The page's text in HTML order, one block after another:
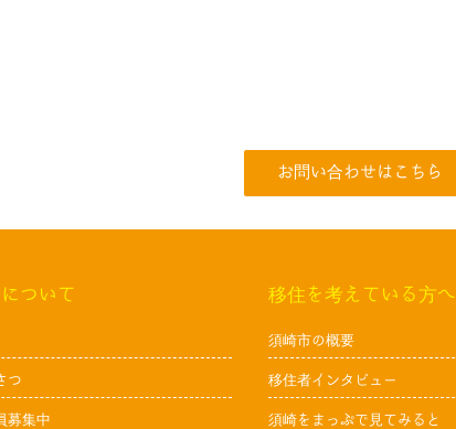
お問い合わせはこちら
ついて
つ
募集中
移住を考えている方へ
須崎市の概要
移住者インタビュー
須崎をまっぷで見てみると